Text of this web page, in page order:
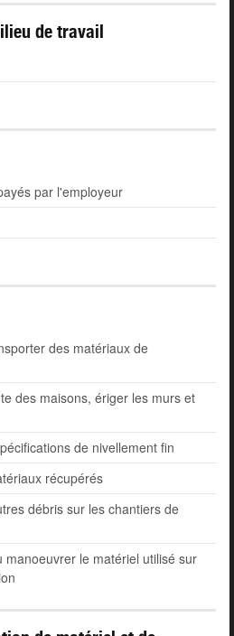
de travail
par l'employeur
des matériaux de
des maisons, ériger les murs et
de nivellement fin
récupérés
débris sur les chantiers de
manoeuvrer le matériel utilisé sur